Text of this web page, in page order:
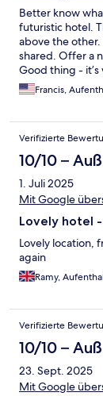
Better know
futuristic hotel.
above the other.
shared. Offer a
Good thing -
Francis,
Verifizierte
10/10 –
1. Juli 2025
Mit Google
Lovely hotel
Lovely location,
again
Ramy,
Verifizierte
10/10 –
23. Sept. 2025
Mit Google